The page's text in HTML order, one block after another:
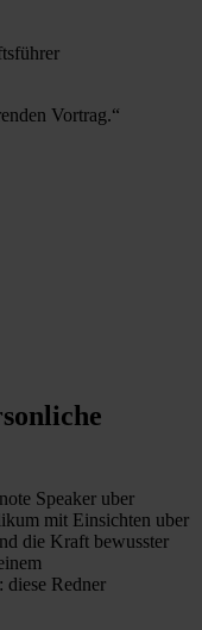
Vortrag.“
Speaker uber
mit Einsichten uber
die Kraft bewusster
diese Redner